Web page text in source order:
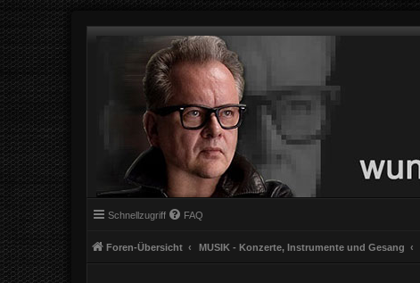
Schnellzugriff FAQ
Foren-Übersicht MUSIK - Konzerte, Instrumente und Gesang